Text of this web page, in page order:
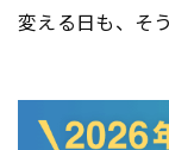
変える日も、そ